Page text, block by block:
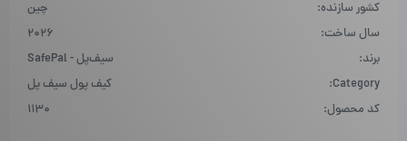
کشور سازنده:
چین
سال ساخت:
2026
برند:
سیف‌پل - SafePal
Category:
کیف پول سیف پل
کد محصول:
1130